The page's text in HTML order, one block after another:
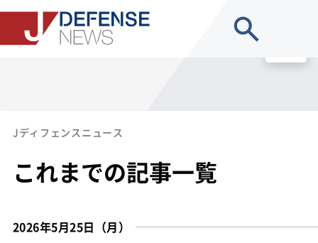
Jディフェンスニュース
これまでの記事一覧
2026年5月25日（月）